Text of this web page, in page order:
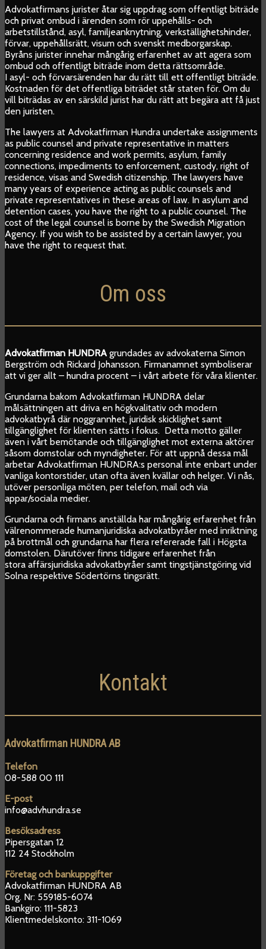
Advokatfirmans jurister åtar sig uppdrag som offentligt biträde
och privat ombud i ärenden som rör uppehålls- och
arbetstillstånd, asyl, familjeanknytning, verkställighetshinder,
förvar, uppehållsrätt, visum och svenskt medborgarskap.
Byråns jurister innehar mångårig erfarenhet av att agera som
ombud och offentligt biträde inom detta rättsområde.
I asyl- och förvarsärenden har du rätt till ett offentligt biträde.
Kostnaden för det offentliga biträdet står staten för. Om du
vill biträdas av en särskild jurist har du rätt att begära att få just
den juristen.
The lawyers at Advokatfirman Hundra undertake assignments
as public counsel and private representative in matters
concerning residence and work permits, asylum, family
connections, impediments to enforcement, custody, right of
residence, visas and Swedish citizenship. The lawyers have
many years of experience acting as public counsels and
private representatives in these areas of law. In asylum and
detention cases, you have the right to a public counsel. The
cost of the legal counsel is borne by the Swedish Migration
Agency. If you wish to be assisted by a certain lawyer, you
have the right to request that.
Om oss
Advokatfirman HUNDRA grundades av advokaterna Simon
Bergström och Rickard Johansson. Firmanamnet symboliserar
att vi ger allt – hundra procent – i vårt arbete för våra klienter.
Grundarna bakom Advokatfirman HUNDRA delar
målsättningen att driva en högkvalitativ och modern
advokatbyrå där noggrannhet, juridisk skicklighet samt
tillgänglighet för klienten sätts i fokus. Detta motto gäller
även i vårt bemötande och tillgänglighet mot externa aktörer
såsom domstolar och myndigheter. För att uppnå dessa mål
arbetar Advokatfirman HUNDRA:s personal inte enbart under
vanliga kontorstider, utan ofta även kvällar och helger. Vi nås,
utöver personliga möten, per telefon, mail och via
appar/sociala medier.
Grundarna och firmans anställda har mångårig erfarenhet från
välrenommerade humanjuridiska advokatbyråer med inriktning
på brottmål och grundarna har flera refererade fall i Högsta
domstolen. Därutöver finns tidigare erfarenhet från
stora affärsjuridiska advokatbyråer samt tingstjänstgöring vid
Solna respektive Södertörns tingsrätt.
Kontakt
Advokatfirman HUNDRA AB
Telefon
08-588 00 111
E-post
info@advhundra.se
Besöksadress
Pipersgatan 12
112 24 Stockholm
Företag och bankuppgifter
Advokatfirman HUNDRA AB
Org. Nr: 559185-6074
Bankgiro: 111-5823
Klientmedelskonto: 311-1069